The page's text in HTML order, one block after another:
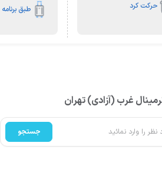
حرکت کرد طبق برنامه
غرب (آزادی) تهران
جستجو